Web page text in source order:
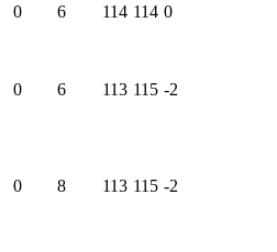
0 6 114 114 0
0 6 113 115 -2
0 8 113 115 -2